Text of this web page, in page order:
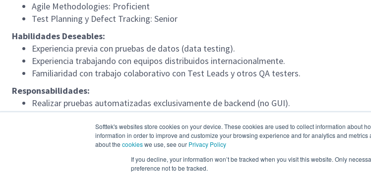
Softtek's websites store cookies on your device. These cookies are used to collect information about
information in order to improve and customize your browsing experience and for analytics and
about the cookieswe use, see our Privacy Policy
If you decline, your information won’t be tracked when you visit this website. Only
preference not to be tracked.
Agile Methodologies: Proficient
Test Planning y Defect Tracking: Senior
Habilidades Deseables:
Experiencia previa con pruebas de datos (data testing).
Experiencia trabajando con equipos distribuidos internacionalmente.
Familiaridad con trabajo colaborativo con Test Leads y otros QA testers.
Responsabilidades:
Realizar pruebas automatizadas exclusivamente de backend (no GUI).
Crear test plan, test cases y registrar defectos.
Colaborar estrechamente con un Test Lead del cliente y otro QA en el equipo.
Participar en equipo de trabajo distribuido con miembros en India y Panamá.
Inglés Avanzado (80–95%)